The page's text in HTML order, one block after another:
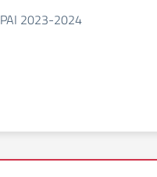
PAI 2023-2024